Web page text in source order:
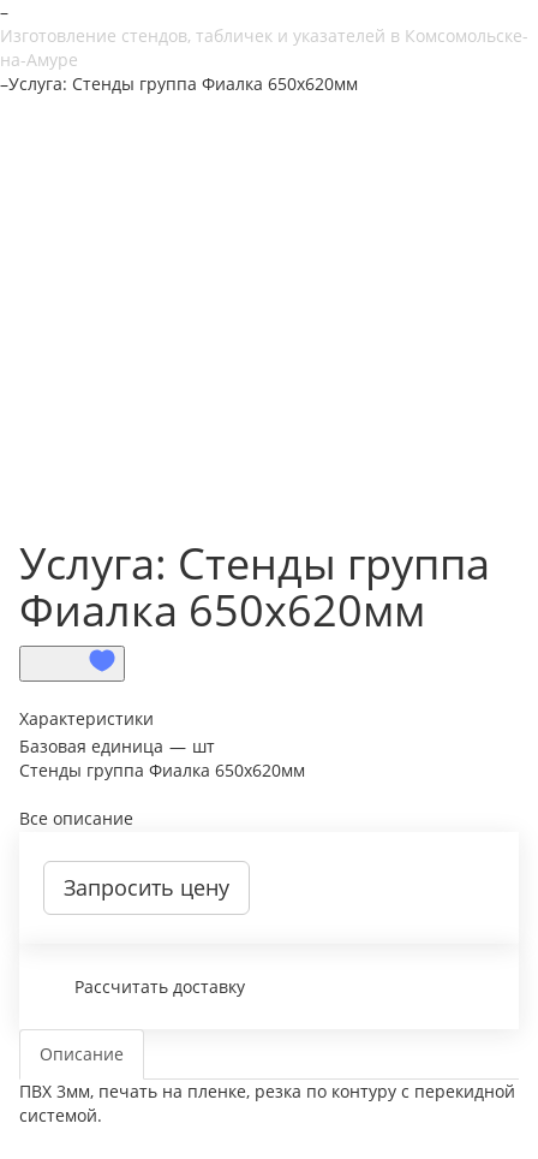
–
Изготовление стендов, табличек и указателей в Комсомольске-
на-Амуре
–Услуга: Стенды группа Фиалка 650х620мм
Услуга: Стенды группа
Фиалка 650х620мм
Характеристики
Базовая единица — шт
Стенды группа Фиалка 650х620мм
Все описание
Запросить цену
Рассчитать доставку
Описание
ПВХ 3мм, печать на пленке, резка по контуру с перекидной
системой.